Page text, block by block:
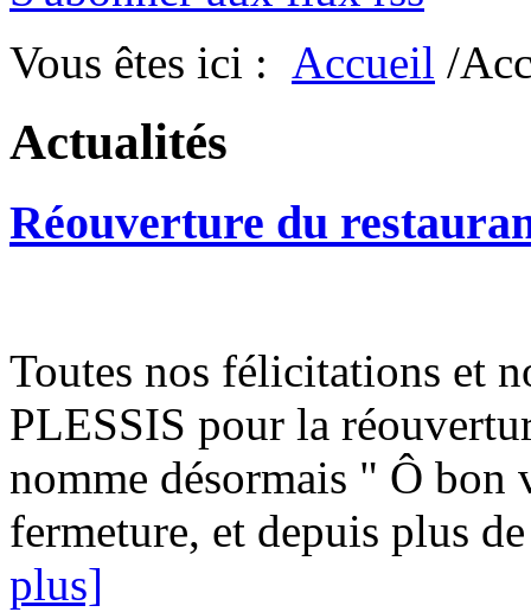
Vous êtes ici : Accueil /
Actualités
Réouverture du
Toutes nos félicitations et
PLESSIS pour la
nomme désormais " Ô
fermeture, et depuis plus
plus]